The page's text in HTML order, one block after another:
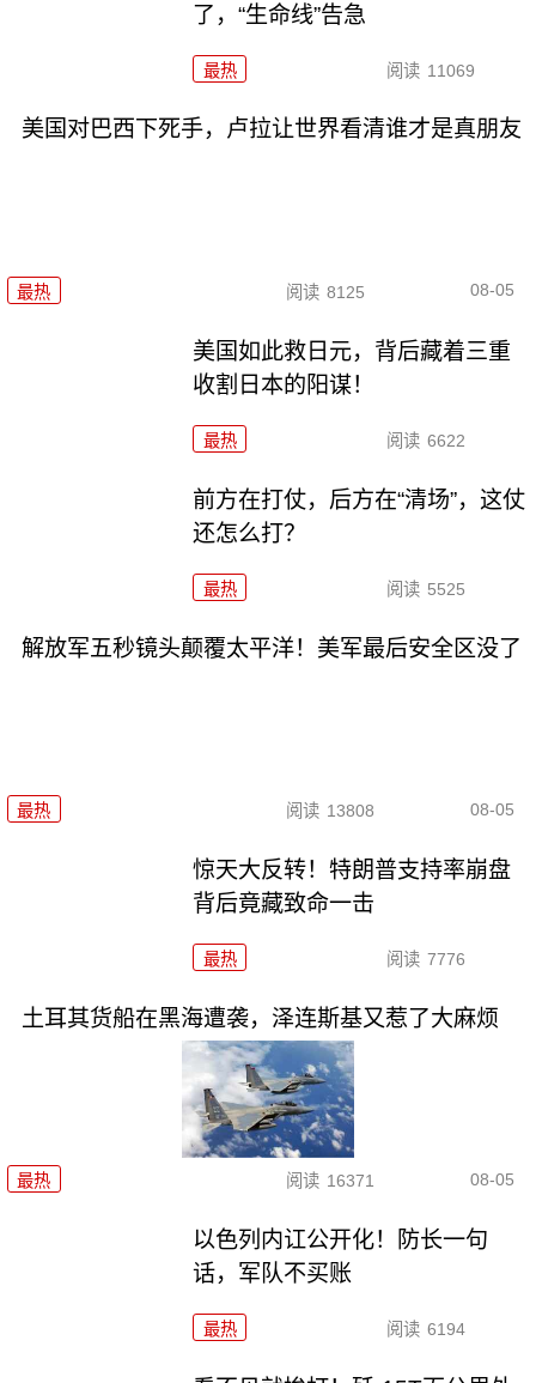
了，“生命线”告急
最热 阅读 11069
美国对巴西下死手，卢拉让世界看清谁才是真朋友
最热 阅读 8125 08-05
美国如此救日元，背后藏着三重
收割日本的阳谋！
最热 阅读 6622
前方在打仗，后方在“清场”，这仗
还怎么打？
最热 阅读 5525
解放军五秒镜头颠覆太平洋！美军最后安全区没了
最热 阅读 13808 08-05
惊天大反转！特朗普支持率崩盘
背后竟藏致命一击
最热 阅读 7776
土耳其货船在黑海遭袭，泽连斯基又惹了大麻烦
最热 阅读 16371 08-05
以色列内讧公开化！防长一句
话，军队不买账
最热 阅读 6194